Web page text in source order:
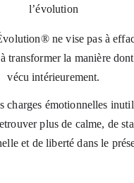
l’évolution
ne vise pas à
transformer la manière
vécu intérieurement.
charges émotionnelles
plus de calme, de
et de liberté dans le